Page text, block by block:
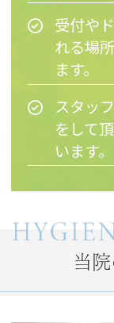
受付や
れる場
ます。
スタッ
をして
います。
当